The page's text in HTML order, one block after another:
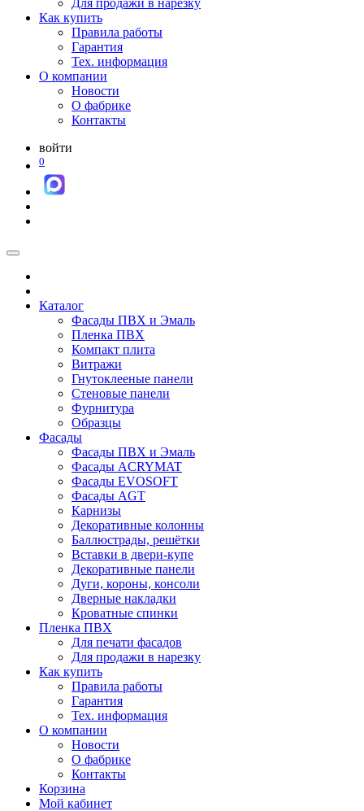
Как купить
Правила работы
Гарантия
Тех. информация
О компании
Новости
О фабрике
Контакты
войти
0
Каталог
Фасады ПВХ и Эмаль
Пленка ПВХ
Компакт плита
Витражи
Гнутоклееные панели
Стеновые панели
Фурнитура
Образцы
Фасады
Фасады ПВХ и Эмаль
Фасады ACRYMAT
Фасады EVOSOFT
Фасады AGT
Карнизы
Декоративные колонны
Баллюстрады, решётки
Вставки в двери-купе
Декоративные панели
Дуги, короны, консоли
Дверные накладки
Кроватные спинки
Пленка ПВХ
Для печати фасадов
Для продажи в нарезку
Как купить
Правила работы
Гарантия
Тех. информация
О компании
Новости
О фабрике
Контакты
Корзина
Мой кабинет